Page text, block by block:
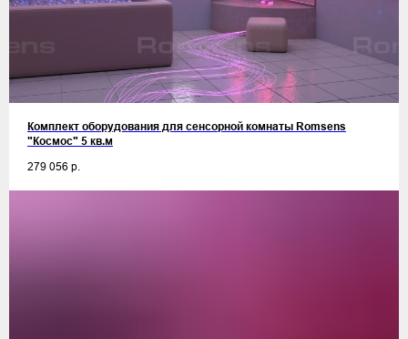
Комплект оборудования для сенсорной комнаты Romsens
"Космос" 5 кв.м
279 056 р.